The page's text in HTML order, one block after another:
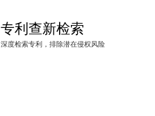
专利查新检索
深度检索专利，排除潜在侵权风险